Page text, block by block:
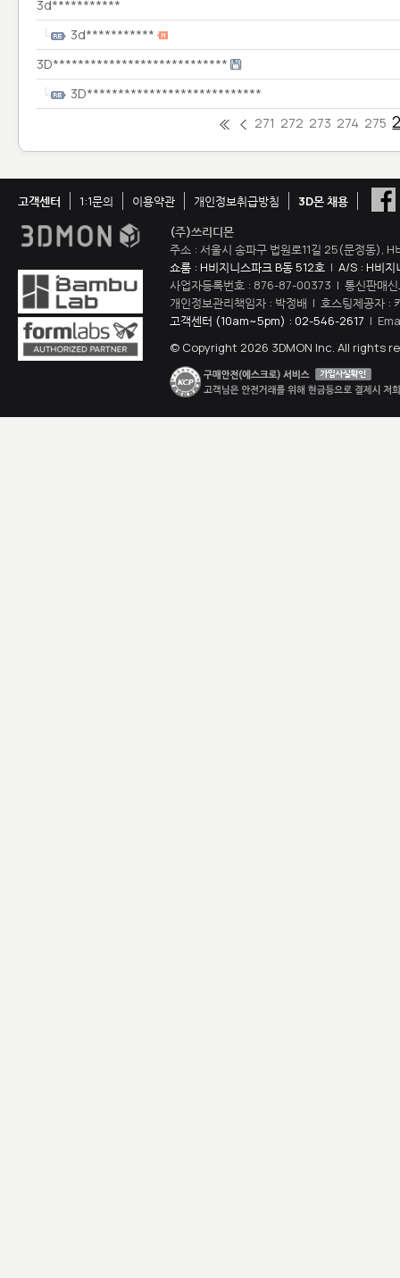
3d***********
3d***********
3D****************************
3D****************************
271 272 273 274 275
고객센터 1:1문의 이용약관 개인정보취급방침
3D몬 채용
(주)쓰리디몬
주소 : 서울시 송파구 법원로11길 25(문정동),
쇼룸 : H비지니스파크 B동 512호 | A/S : H비지
사업자등록번호 : 876-87-00373 | 통신판매
개인정보관리책임자 : 박정배 | 호스팅제공자 :
고객센터 (10am~5pm) : 02-546-2617 |
© Copyright 2026 3DMON Inc. All rights